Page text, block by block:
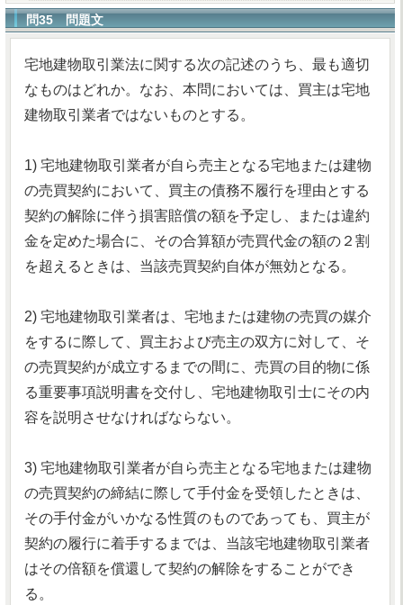
問35 問題文
宅地建物取引業法に関する次の記述のうち、最も適切
なものはどれか。なお、本問においては、買主は宅地
建物取引業者ではないものとする。
1) 宅地建物取引業者が自ら売主となる宅地または建物
の売買契約において、買主の債務不履行を理由とする
契約の解除に伴う損害賠償の額を予定し、または違約
金を定めた場合に、その合算額が売買代金の額の２割
を超えるときは、当該売買契約自体が無効となる。
2) 宅地建物取引業者は、宅地または建物の売買の媒介
をするに際して、買主および売主の双方に対して、そ
の売買契約が成立するまでの間に、売買の目的物に係
る重要事項説明書を交付し、宅地建物取引士にその内
容を説明させなければならない。
3) 宅地建物取引業者が自ら売主となる宅地または建物
の売買契約の締結に際して手付金を受領したときは、
その手付金がいかなる性質のものであっても、買主が
契約の履行に着手するまでは、当該宅地建物取引業者
はその倍額を償還して契約の解除をすることができ
る。